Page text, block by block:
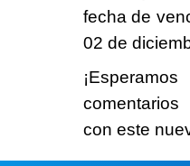
fecha de
02 de
con este